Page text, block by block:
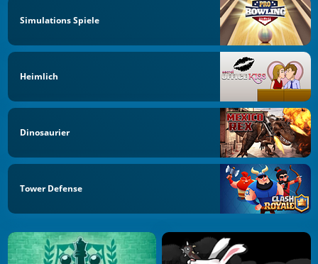
Simulations Spiele
Heimlich
Dinosaurier
Tower Defense